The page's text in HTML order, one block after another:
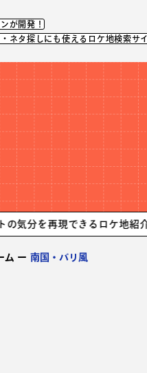
が開発！
ネタ探しにも使えるロケ地検索サ
現できるロケ地紹介！ロケ地
ム ー 南国・バリ風